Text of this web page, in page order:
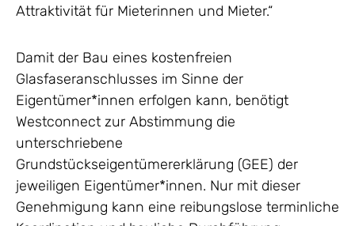
Attraktivität für Mieterinnen und Mieter.“
Damit der Bau eines kostenfreien
Glasfaseranschlusses im Sinne der
Eigentümer*innen erfolgen kann, benötigt
Westconnect zur Abstimmung die
unterschriebene
Grundstückseigentümererklärung (GEE) der
jeweiligen Eigentümer*innen. Nur mit dieser
Genehmigung kann eine reibungslose terminliche